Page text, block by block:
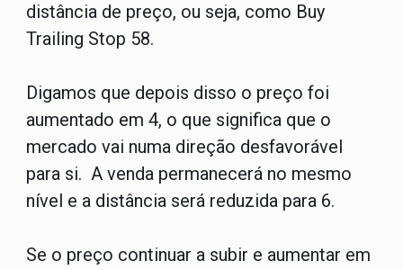
distância de preço, ou seja, como Buy
Trailing Stop 58.
Digamos que depois disso o preço foi
aumentado em 4, o que significa que o
mercado vai numa direção desfavorável
para si. A venda permanecerá no mesmo
nível e a distância será reduzida para 6.
Se o preço continuar a subir e aumentar em